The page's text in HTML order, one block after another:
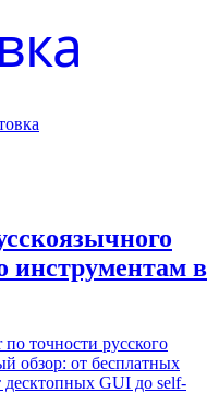
инструментам в
точности русского
обзор: от бесплатных
десктопных GUI до self-